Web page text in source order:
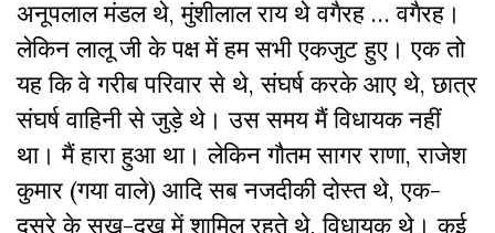
अनूपलाल मंडल थे, मुंशीलाल राय थे वगैरह … वगैरह।
लेकिन लालू जी के पक्ष में हम सभी एकजुट हुए। एक तो
यह कि वे गरीब परिवार से थे, संघर्ष करके आए थे, छात्र
संघर्ष वाहिनी से जुड़े थे। उस समय मैं विधायक नहीं
था। मैं हारा हुआ था। लेकिन गौतम सागर राणा, राजेश
कुमार (गया वाले) आदि सब नजदीकी दोस्त थे, एक-
दूसरे के सुख-दुख में शामिल रहते थे, विधायक थे। कई